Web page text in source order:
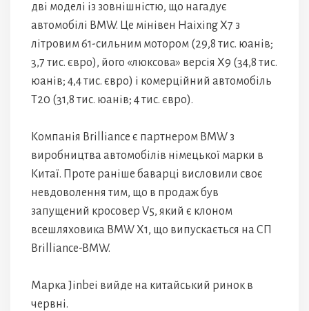
дві моделі із зовнішністю, що нагадує
автомобілі BMW. Це мінівен Haixing X7 з
літровим 61-сильним мотором (29,8 тис. юанів;
3,7 тис. євро), його «люксова» версія X9 (34,8 тис.
юанів; 4,4 тис. євро) і комерційний автомобіль
T20 (31,8 тис. юанів; 4 тис. євро).
Компанія Brilliance є партнером BMW з
виробництва автомобілів німецької марки в
Китаї. Проте раніше баварці висловили своє
невдоволення тим, що в продаж був
запущений кросовер V5, який є клоном
всешляховика BMW X1, що випускається на СП
Brilliance-BMW.
Марка Jinbei вийде на китайський ринок в
червні.